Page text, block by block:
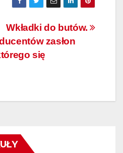
Wkładki do butów.
zasłon
się